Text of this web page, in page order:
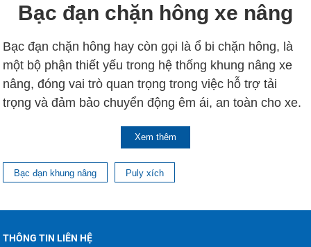
Bạc đạn chặn hông xe nâng
Bạc đạn chặn hông hay còn gọi là ổ bi chặn hông, là
một bộ phận thiết yếu trong hệ thống khung nâng xe
nâng, đóng vai trò quan trọng trong việc hỗ trợ tải
trọng và đảm bảo chuyển động êm ái, an toàn cho xe.
tin chi tiết về bạc đạn chặn hông này, giúp khách hiểu
dụng nó trong vận hành xe nâng.
Chi tiết về cấu tạo trong của
bạc đạn chặn hông xe nâng
Xem thêm
Bạc đạn khung nâng Puly xích
THÔNG TIN LIÊN HỆ